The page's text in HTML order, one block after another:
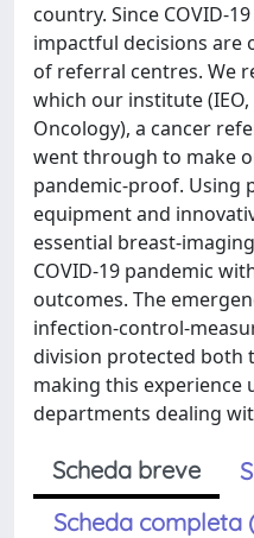
country. Since COVID-
impactful decisions are
of referral centres. We
which our institute
Oncology), a cancer
went through to make
pandemic-proof. Using
equipment and
essential breast-
COVID-19 pandemic
outcomes. The
infection-control-
division protected both
making this
departments dealing
Scheda breve
Scheda completa